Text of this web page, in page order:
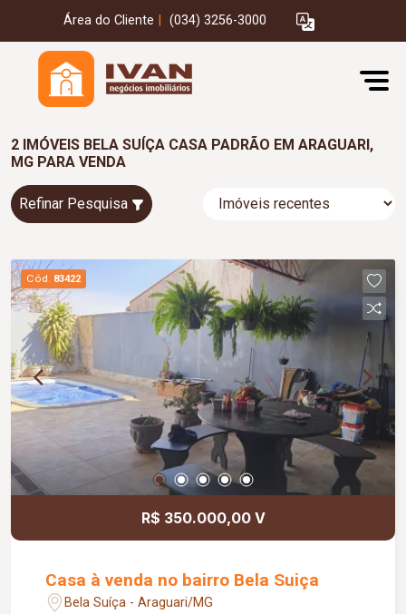
Área do Cliente (034) 3256-3000
2 IMÓVEIS BELA SUÍÇA CASA PADRÃO EM ARAGUARI,
MG PARA VENDA
Refinar Pesquisa
Cód. 83422
R$ 350.000,00 V
Casa à venda no bairro Bela Suiça
Bela Suíça - Araguari/MG